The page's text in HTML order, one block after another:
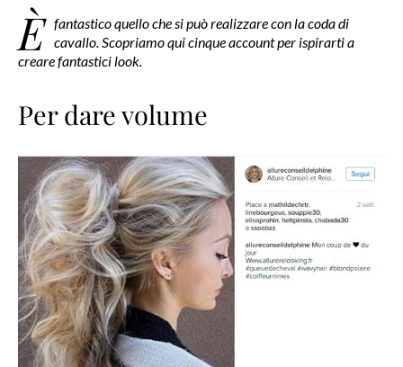
È fantastico quello che si può realizzare con la coda di
cavallo. Scopriamo qui cinque account per ispirarti a
creare fantastici look.
Per dare volume